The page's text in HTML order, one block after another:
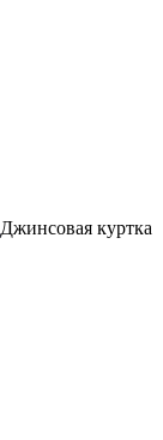
Джинсовая куртка